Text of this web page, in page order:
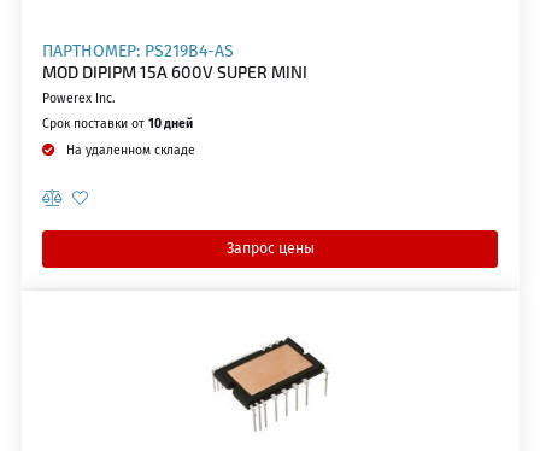
ПАРТНОМЕР: PS219B4-AS
MOD DIPIPM 15A 600V SUPER MINI
Powerex Inc.
Срок поставки от 10 дней
На удаленном складе
Запрос цены